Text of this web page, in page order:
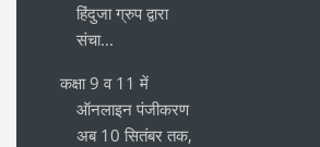
हिंदुजा ग्रुप द्वारा
संचा...
कक्षा 9 व 11 में
ऑनलाइन पंजीकरण
अब 10 सितंबर तक,